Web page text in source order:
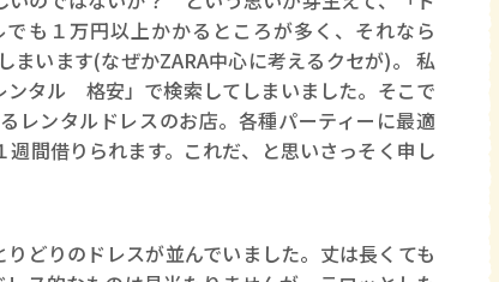
も１万円以上かかるところが多く、それなら
います(なぜかZARA中心に考えるクセが)。 私
タル 格安」で検索してしまいました。そこで
レンタルドレスのお店。各種パーティーに最適
間借りられます。これだ、と思いさっそく申し
どりのドレスが並んでいました。丈は長くても